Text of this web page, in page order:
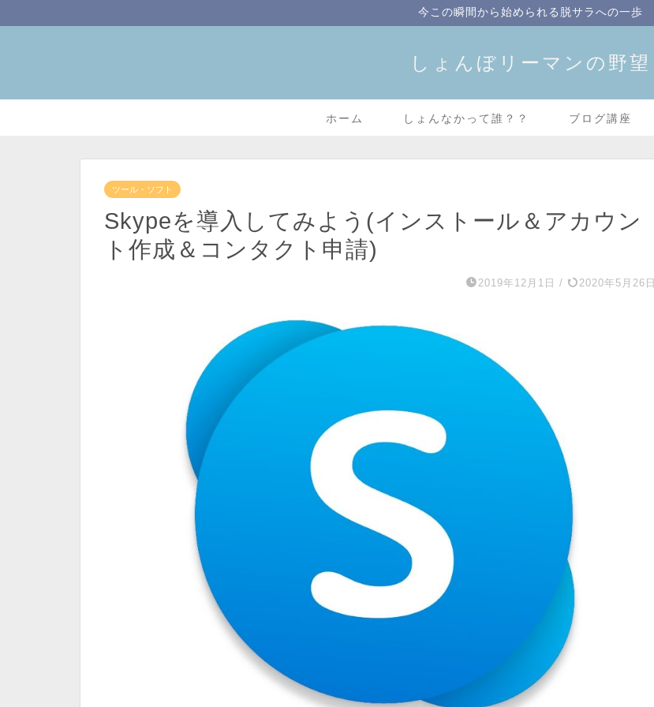
今この瞬間から始められる脱サラへの一歩
しょんぼリーマンの野望
ホーム しょんなかって誰？？ ブログ講座
ツール・ソフト
Skypeを導入してみよう(インストール＆アカウン
ト作成＆コンタクト申請)
2019年12月1日 / 2020年5月26日